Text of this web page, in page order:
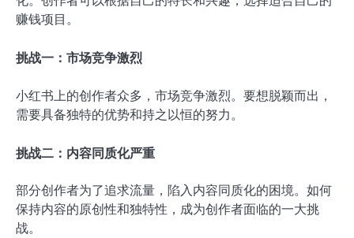
赚钱项目。
挑战一：市场竞争激烈
小红书上的创作者众多，市场竞争激烈。要想脱颖而出，
需要具备独特的优势和持之以恒的努力。
挑战二：内容同质化严重
部分创作者为了追求流量，陷入内容同质化的困境。如何
保持内容的原创性和独特性，成为创作者面临的一大挑
战。